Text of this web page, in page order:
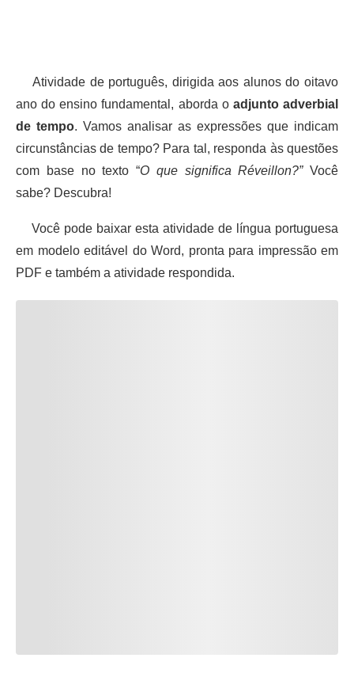
Atividade de português, dirigida aos alunos do oitavo
ano do ensino fundamental, aborda o adjunto adverbial
de tempo. Vamos analisar as expressões que indicam
circunstâncias de tempo? Para tal, responda às questões
com base no texto “O que significa Réveillon?” Você
sabe? Descubra!
Você pode baixar esta atividade de língua portuguesa
em modelo editável do Word, pronta para impressão em
PDF e também a atividade respondida.